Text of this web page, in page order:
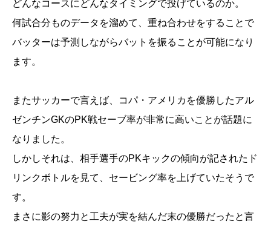
どんなコースにどんなタイミングで投げているのか。
何試合分ものデータを溜めて、重ね合わせをすることで
バッターは予測しながらバットを振ることが可能になり
ます。
またサッカーで言えば、コパ・アメリカを優勝したアル
ゼンチンGKのPK戦セーブ率が非常に高いことが話題に
なりました。
しかしそれは、相手選手のPKキックの傾向が記されたド
リンクボトルを見て、セービング率を上げていたそうで
す。
まさに影の努力と工夫が実を結んだ末の優勝だったと言